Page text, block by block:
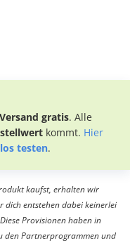
gratis. Alle
kommt. Hier
testen.
kaufst, erhalten wir
dich entstehen dabei keinerlei
Provisionen haben in
den Partnerprogrammen und